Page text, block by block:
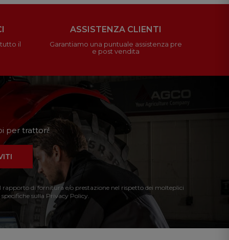
il
ASSISTENZA CLIENTI
Garantiamo una puntuale assistenza pre
e post vendita
per trattori!
rapporto di fornitura e/o prestazione nel rispetto dei molteplici
sulla Privacy Policy.